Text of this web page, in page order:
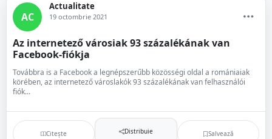
AC
Actualitate
19 octombrie 2021
Az internetező városiak 93 százalékának van
Facebook-fiókja
Továbbra is a Facebook a legnépszerűbb közösségi oldal a romániaiak
körében, az internetező városlakók 93 százalékának van felhasználói
fiók...
Citește Distribuie Salvează